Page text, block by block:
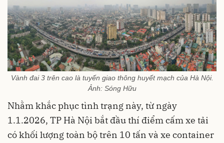
Vành đai 3 trên cao là tuyến giao thông huyết mạch của Hà Nội.
Ảnh: Sóng Hữu
Nhằm khắc phục tình trạng này, từ ngày
1.1.2026, TP Hà Nội bắt đầu thí điểm cấm xe tải
có khối lượng toàn bộ trên 10 tấn và xe container